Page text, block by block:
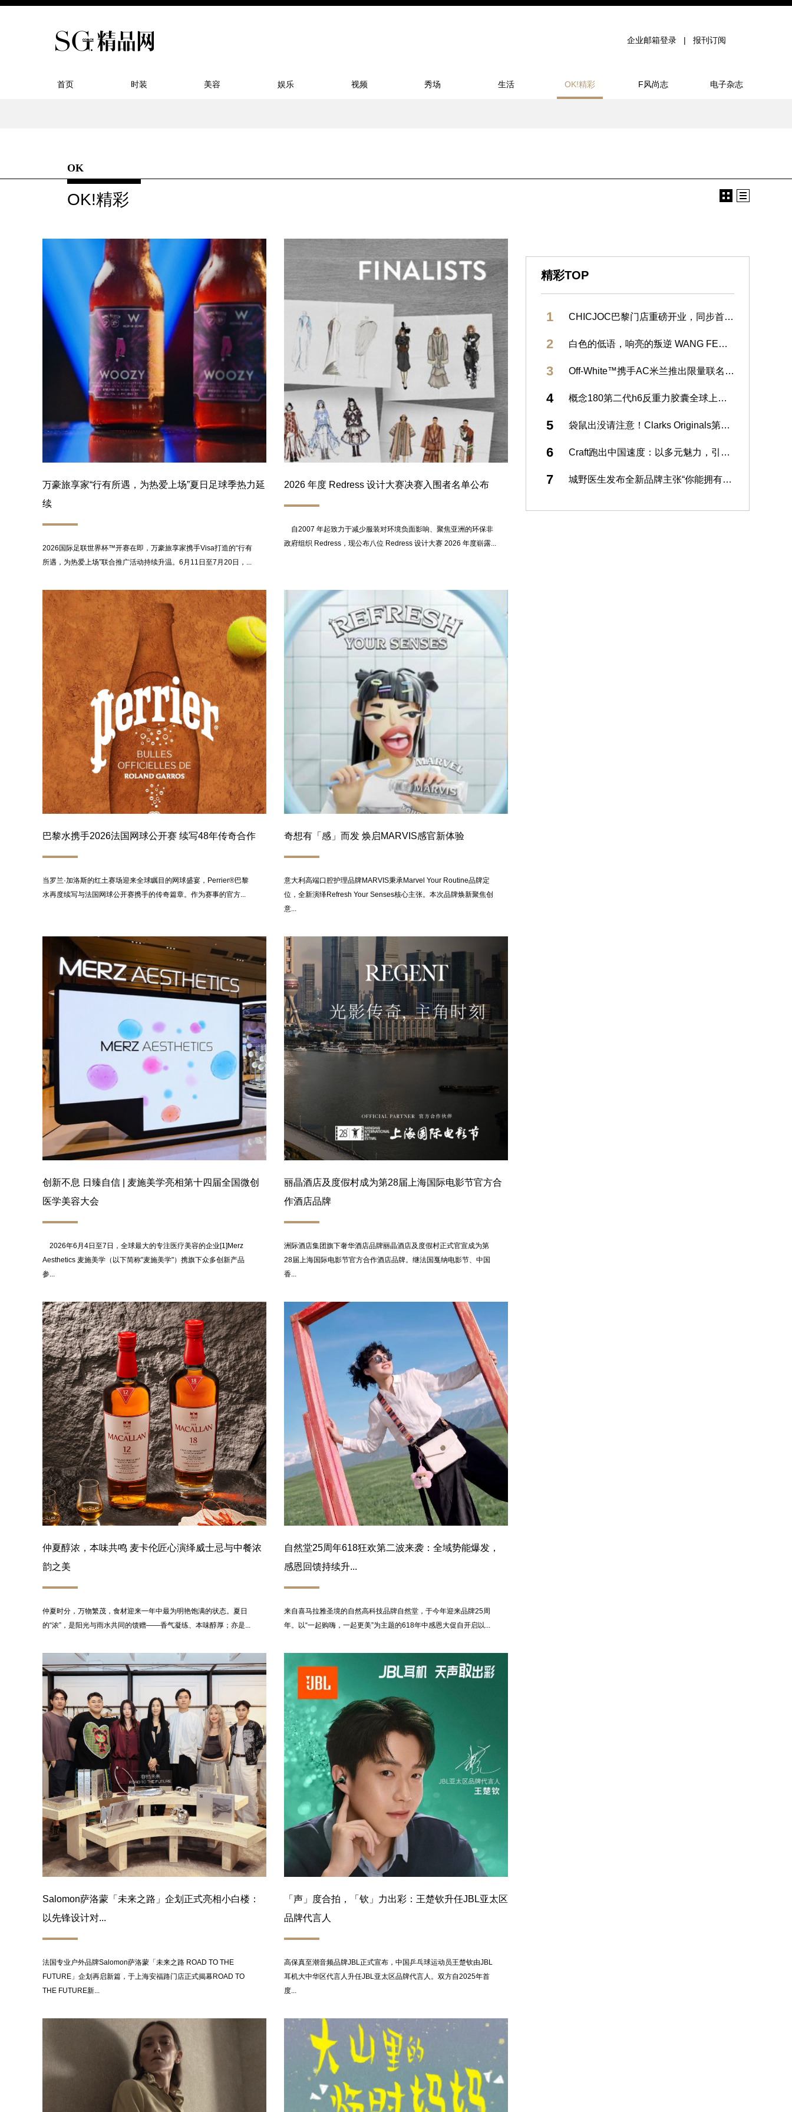
企业邮箱登录 报刊订阅
首页 时装 美容 娱乐 视频 秀场 生活 OK!精彩 F风尚志 电子杂志
OK
OK!精彩
万豪旅享家“行有所遇，为热爱上场”夏日足球季热力延
续
2026国际足联世界杯™开赛在即，万豪旅享家携手Visa打造的“行有
所遇，为热爱上场”联合推广活动持续升温。6月11日至7月20日，...
2026 年度 Redress 设计大赛决赛入围者名单公布
自2007 年起致力于减少服装对环境负面影响、聚焦亚洲的环保非
政府组织 Redress，现公布八位 Redress 设计大赛 2026 年度崭露...
巴黎水携手2026法国网球公开赛 续写48年传奇合作
当罗兰·加洛斯的红土赛场迎来全球瞩目的网球盛宴，Perrier®巴黎
水再度续写与法国网球公开赛携手的传奇篇章。作为赛事的官方...
奇想有「感」而发 焕启MARVIS感官新体验
意大利高端口腔护理品牌MARVIS秉承Marvel Your Routine品牌定
位，全新演绎Refresh Your Senses核心主张。本次品牌焕新聚焦创
意...
创新不息 日臻自信 | 麦施美学亮相第十四届全国微创
医学美容大会
2026年6月4日至7日，全球最大的专注医疗美容的企业[1]Merz
Aesthetics 麦施美学（以下简称"麦施美学"）携旗下众多创新产品
参...
丽晶酒店及度假村成为第28届上海国际电影节官方合
作酒店品牌
洲际酒店集团旗下奢华酒店品牌丽晶酒店及度假村正式官宣成为第
28届上海国际电影节官方合作酒店品牌。继法国戛纳电影节、中国
香...
仲夏醇浓，本味共鸣 麦卡伦匠心演绎威士忌与中餐浓
韵之美
仲夏时分，万物繁茂，食材迎来一年中最为明艳饱满的状态。夏日
的“浓”，是阳光与雨水共同的馈赠——香气凝练、本味醇厚；亦是...
自然堂25周年618狂欢第二波来袭：全域势能爆发，
感恩回馈持续升...
来自喜马拉雅圣境的自然高科技品牌自然堂，于今年迎来品牌25周
年。以“一起购嗨，一起更美”为主题的618年中感恩大促自开启以...
Salomon萨洛蒙「未来之路」企划正式亮相小白楼：
以先锋设计对...
法国专业户外品牌Salomon萨洛蒙「未来之路 ROAD TO THE
FUTURE」企划再启新篇，于上海安福路门店正式揭幕ROAD TO
THE FUTURE新...
「声」度合拍，「钦」力出彩：王楚钦升任JBL亚太区
品牌代言人
高保真至潮音频品牌JBL正式宣布，中国乒乓球运动员王楚钦由JBL
耳机大中华区代言人升任JBL亚太区品牌代言人。双方自2025年首
度...
精彩TOP
1 CHICJOC巴黎门店重磅开业，同步首发大师香水系列
2 白色的低语，响亮的叛逆 WANG FENG COUTURE 2025秋冬系列发布
3 Off-White™携手AC米兰推出限量联名T恤 助力体育改变世界行动
4 概念180第二代h6反重力胶囊全球上市发布 重塑骨相之美，开启口服2.0时代
5 袋鼠出没请注意！Clarks Originals第二届袋鼠鞋日重磅开「箱」
6 Craft跑出中国速度：以多元魅力，引领耐力运动新风尚
7 城野医生发布全新品牌主张“你能拥有更多” 以全新VC100高光精粹水赋能肌肤不设限